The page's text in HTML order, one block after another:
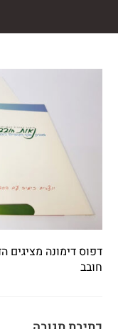
דפוס דימונה מציגים
חובב